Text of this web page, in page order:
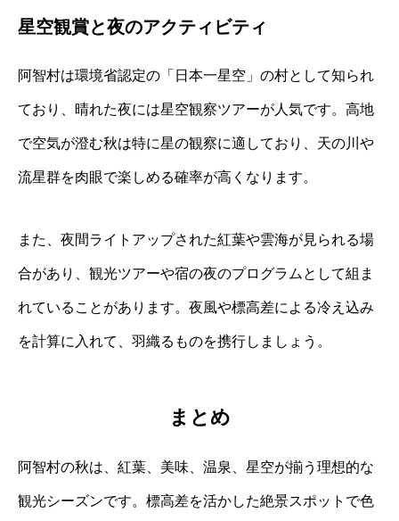
星空観賞と夜のアクティビティ
阿智村は環境省認定の「日本一星空」の村として知られ
ており、晴れた夜には星空観察ツアーが人気です。高地
で空気が澄む秋は特に星の観察に適しており、天の川や
流星群を肉眼で楽しめる確率が高くなります。
また、夜間ライトアップされた紅葉や雲海が見られる場
合があり、観光ツアーや宿の夜のプログラムとして組ま
れていることがあります。夜風や標高差による冷え込み
を計算に入れて、羽織るものを携行しましょう。
まとめ
阿智村の秋は、紅葉、美味、温泉、星空が揃う理想的な
観光シーズンです。標高差を活かした絶景スポットで色